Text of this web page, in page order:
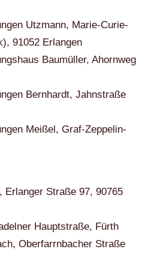
Utzmann, Marie-Curie-
91052 Erlangen
Baumüller, Ahornweg
Bernhardt, Jahnstraße
Meißel, Graf-Zeppelin-
Erlanger Straße 97, 90765
Hauptstraße, Fürth
Oberfarrnbacher Straße